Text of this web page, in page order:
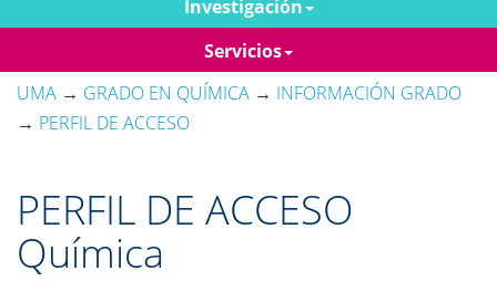
Investigación
Servicios
UMA → GRADO EN QUÍMICA → INFORMACIÓN GRADO
→ PERFIL DE ACCESO
PERFIL DE ACCESO
Química